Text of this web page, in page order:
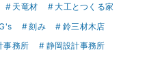
天竜材
大工とつくる家
刻み
鈴三材木店
事務所
静岡設計事務所